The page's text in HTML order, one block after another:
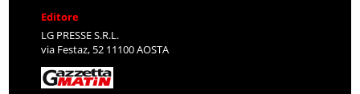
Editore
LG PRESSE S.R.L.
via Festaz, 52 11100 AOSTA